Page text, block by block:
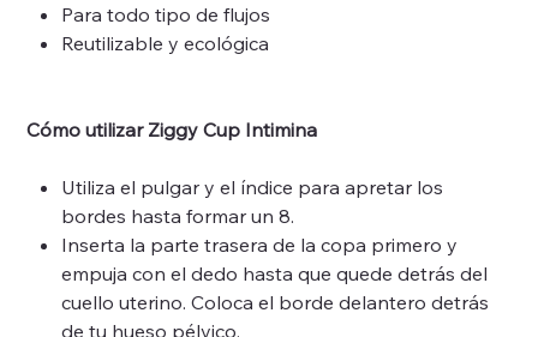
Para todo tipo de flujos
Reutilizable y ecológica
Cómo utilizar Ziggy Cup Intimina
Utiliza el pulgar y el índice para apretar los
bordes hasta formar un 8.
Inserta la parte trasera de la copa primero y
empuja con el dedo hasta que quede detrás del
cuello uterino. Coloca el borde delantero detrás
de tu hueso pélvico.